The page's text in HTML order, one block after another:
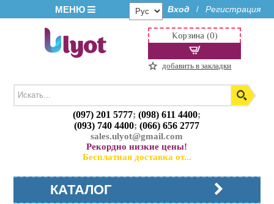
МЕНЮ Вход / Регистрация
(097) 201 5777;(098) 611 4400;
(093) 740 4400;(066) 656 2777
sales.ulyot@gmail.com
Рекордно низкие цены!
Бесплатная доставка от...
Корзина (0)
добавить в закладки
КАТАЛОГ